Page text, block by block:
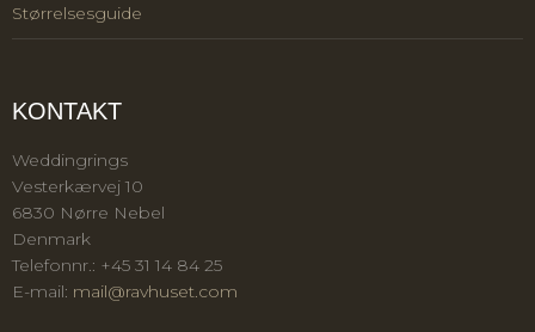
Størrelsesguide
KONTAKT
Weddingrings
Vesterkærvej 10
6830 Nørre Nebel
Denmark
Telefonnr.: +45 31 14 84 25
E-mail: mail@ravhuset.com